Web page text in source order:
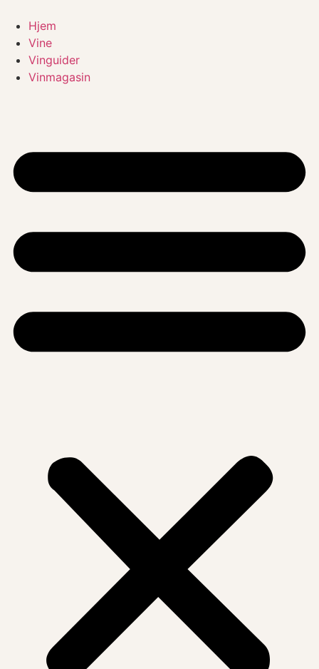
indhold
Hjem
Vine
Vinguider
Vinmagasin